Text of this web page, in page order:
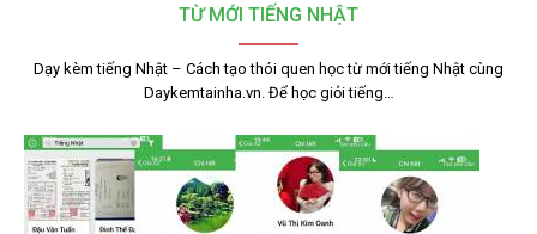
TỪ MỚI TIẾNG NHẬT
Dạy kèm tiếng Nhật – Cách tạo thói quen học từ mới tiếng Nhật cùng
Daykemtainha.vn. Để học giỏi tiếng…